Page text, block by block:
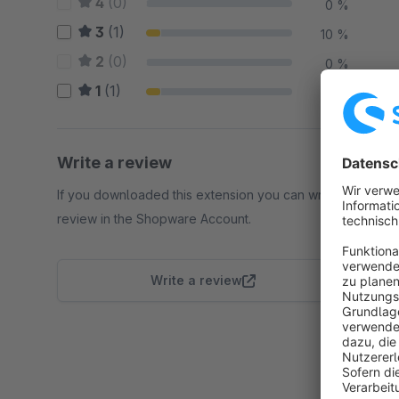
0 %
3 (1) 10 %
2 (0) 0 %
1 (1)
Write a review
If you downloaded this extension you can write a
review in the Shopware Account.
Write a review